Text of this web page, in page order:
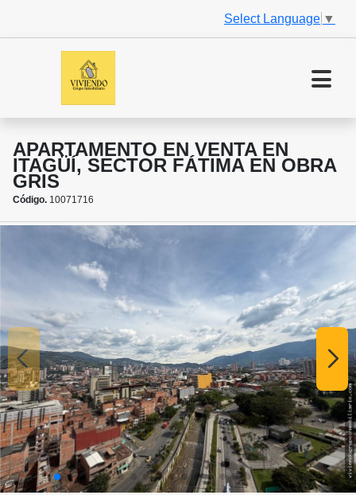
Select Language ▼
APARTAMENTO EN VENTA EN
ITAGÜÍ, SECTOR FÁTIMA EN OBRA
GRIS
Código. 10071716